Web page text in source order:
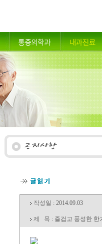
작성일 : 2014.09.03
제 목 : 즐겁고 풍성한 한